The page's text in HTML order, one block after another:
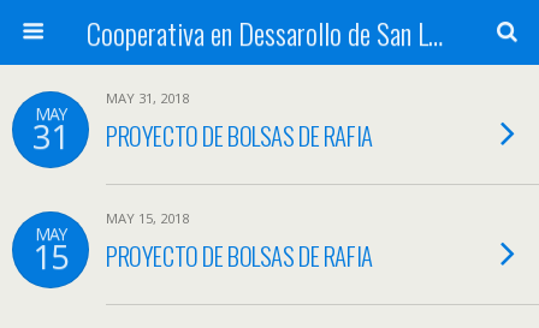
Cooperativa en Dessarollo de San Luis
MAY
31
MAY 31, 2018
PROYECTO DE BOLSAS DE RAFIA
MAY
15
MAY 15, 2018
PROYECTO DE BOLSAS DE RAFIA